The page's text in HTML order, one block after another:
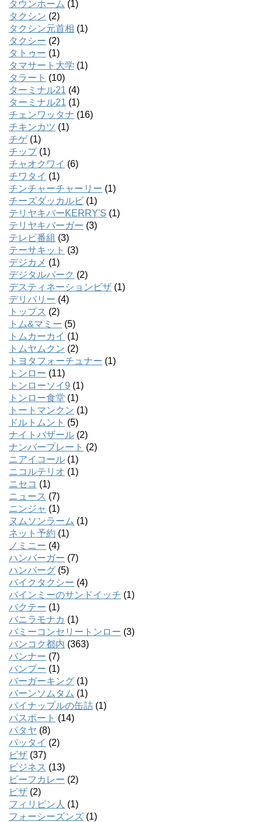
タウンホーム (1)
タクシン (2)
タクシン元首相 (1)
タクシー (2)
タトゥー (1)
タマサート大学 (1)
タラート (10)
ターミナル21 (4)
ターミナル21 (1)
チェンワッタナ (16)
チキンカツ (1)
チゲ(1)
チップ(1)
チャオクワイ (6)
チワタイ (1)
チンチャーチャーリー (1)
チーズダッカルビ (1)
テリヤキバーKERRY'S (1)
テリヤキバーガー (3)
テレビ番組 (3)
テーサキット (3)
デジカメ (1)
デジタルパーク (2)
デスティネーションビザ (1)
デリバリー (4)
トップス (2)
トム&マミー (5)
トムカーカイ (1)
トムヤムクン (2)
トヨタフォーチュナー (1)
トンロー (11)
トンローソイ9 (1)
トンロー食堂 (1)
トートマンクン (1)
ドルトムント (5)
ナイトバザール (2)
ナンバープレート (2)
ニアイコール (1)
ニコルテリオ (1)
ニセコ (1)
ニュース (7)
ニンジャ (1)
ヌムソンラーム (1)
ネット予約 (1)
ノミニー (4)
ハンバーガー (7)
ハンバーグ (5)
バイクタクシー (4)
バインミーのサンドイッチ (1)
バクテー (1)
バニラモナカ (1)
バミーコンセリートンロー (3)
バンコク都内 (363)
バンナー (7)
バンプー (1)
バーガーキング (1)
バーンソムタム (1)
パイナップルの缶詰 (1)
パスポート (14)
パタヤ (8)
パッタイ (2)
ビザ (37)
ビジネス (13)
ビーフカレー (2)
ピザ (2)
フィリピン人 (1)
フォーシーズンズ (1)